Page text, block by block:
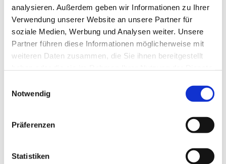
analysieren. Außerdem geben wir Informationen zu Ihrer
Verwendung unserer Website an unsere Partner für
soziale Medien, Werbung und Analysen weiter. Unsere
Partner führen diese Informationen möglicherweise mit
weiteren Daten zusammen, die Sie ihnen bereitgestellt
Notwendig
Präferenzen
Statistiken